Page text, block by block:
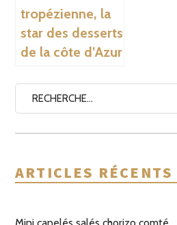
tropézienne, la
star des desserts
de la côte d’Azur
ARTICLES RÉCENTS